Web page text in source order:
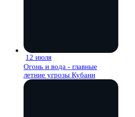
12 июля
Огонь и вода - главные
летние угрозы Кубани